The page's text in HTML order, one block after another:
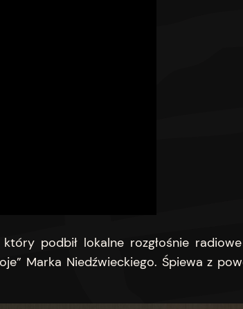
który podbił lokalne rozgłośnie
Marka Niedźwieckiego. Śpiewa z